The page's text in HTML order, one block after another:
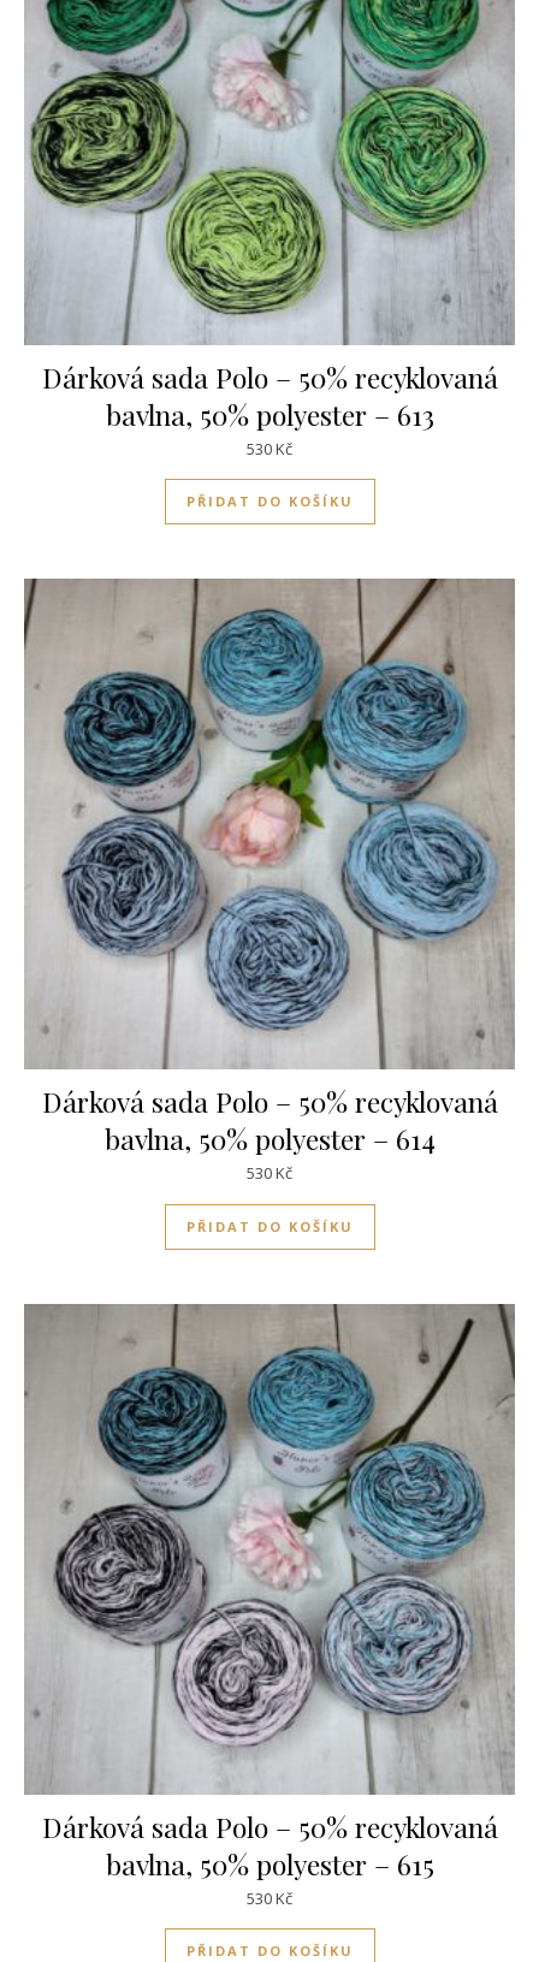
Dárková sada Polo – 50% recyklovaná
bavlna, 50% polyester – 613
530Kč
PŘIDAT DO KOŠÍKU
Dárková sada Polo – 50% recyklovaná
bavlna, 50% polyester – 614
530Kč
PŘIDAT DO KOŠÍKU
Dárková sada Polo – 50% recyklovaná
bavlna, 50% polyester – 615
530Kč
PŘIDAT DO KOŠÍKU